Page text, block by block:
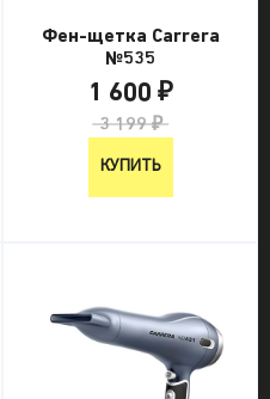
Фен-щетка Carrera
№535
1 600 ₽
3 199 ₽
КУПИТЬ